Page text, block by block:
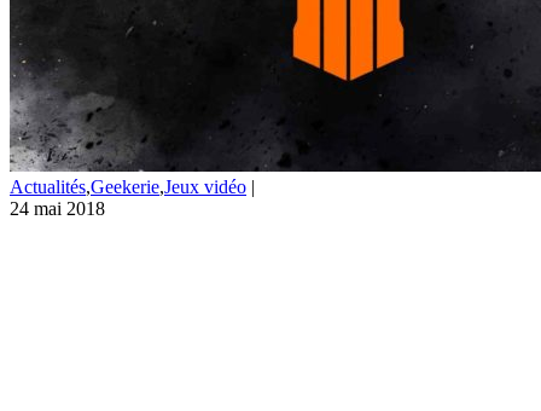
Actualités,Geekerie,Jeux vidéo |
24 mai 2018